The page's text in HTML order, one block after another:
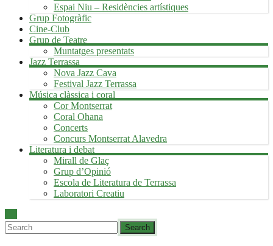
Espai Niu – Residències artístiques
Grup Fotogràfic
Cine-Club
Grup de Teatre
Muntatges presentats
Jazz Terrassa
Nova Jazz Cava
Festival Jazz Terrassa
Música clàssica i coral
Cor Montserrat
Coral Ohana
Concerts
Concurs Montserrat Alavedra
Literatura i debat
Mirall de Glaç
Grup d’Opinió
Escola de Literatura de Terrassa
Laboratori Creatiu